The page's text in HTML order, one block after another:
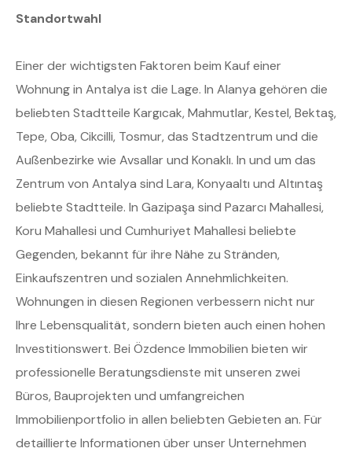
Standortwahl
Einer der wichtigsten Faktoren beim Kauf einer
Wohnung in Antalya ist die Lage. In Alanya gehören die
beliebten Stadtteile Kargıcak, Mahmutlar, Kestel, Bektaş,
Tepe, Oba, Cikcilli, Tosmur, das Stadtzentrum und die
Außenbezirke wie Avsallar und Konaklı. In und um das
Zentrum von Antalya sind Lara, Konyaaltı und Altıntaş
beliebte Stadtteile. In Gazipaşa sind Pazarcı Mahallesi,
Koru Mahallesi und Cumhuriyet Mahallesi beliebte
Gegenden, bekannt für ihre Nähe zu Stränden,
Einkaufszentren und sozialen Annehmlichkeiten.
Wohnungen in diesen Regionen verbessern nicht nur
Ihre Lebensqualität, sondern bieten auch einen hohen
Investitionswert. Bei Özdence Immobilien bieten wir
professionelle Beratungsdienste mit unseren zwei
Büros, Bauprojekten und umfangreichen
Immobilienportfolio in allen beliebten Gebieten an. Für
detaillierte Informationen über unser Unternehmen